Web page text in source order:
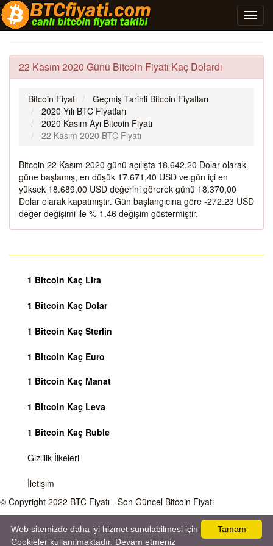
22 Kasım 2020 Günü Bitcoin Fiyatı Kaç Dolardı
Bitcoin Fiyatı
Geçmiş Tarihli Bitcoin Fiyatları
2020 Yılı BTC Fiyatları
2020 Kasım Ayı Bitcoin Fiyatı
22 Kasım 2020 BTC Fiyatı
Bitcoin 22 Kasım 2020 günü açılışta 18.642,20 Dolar olarak
güne başlamış, en düşük 17.671,40 USD ve gün içi en
yüksek 18.689,00 USD değerini görerek günü 18.370,00
Dolar olarak kapatmıştır. Gün başlangıcına göre -272.23 USD
değer değişimi ile %-1.46 değişim göstermiştir.
1 Bitcoin Kaç Lira
1 Bitcoin Kaç Dolar
1 Bitcoin Kaç Sterlin
1 Bitcoin Kaç Euro
1 Bitcoin Kaç Manat
1 Bitcoin Kaç Leva
1 Bitcoin Kaç Ruble
Gizlilik İlkeleri
İletişim
© Copyright 2022 BTC Fiyatı - Son Güncel Bitcoin Fiyatı
Bitcoin fiyatı sürekli olarak değişmektedir, 7 gün 24 saat kripto para piyasaları
aktiftir. Sitemiz sadece bilgilendirme amacı gütmektedir, herhangi bir kripto paraya
Tamam
Web sitemizde daha iyi hizmet sunulabilmesi için
Cookieler kullanılmaktadır. Devam etmeniz